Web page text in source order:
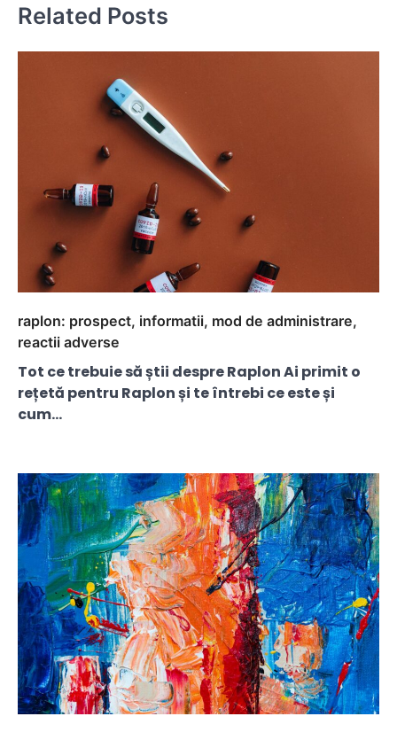
Related Posts
raplon: prospect, informatii, mod de administrare,
reactii adverse
Tot ce trebuie să știi despre Raplon Ai primit o
rețetă pentru Raplon și te întrebi ce este și
cum…